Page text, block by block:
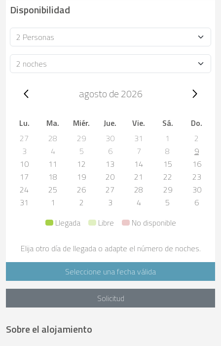
Disponibilidad
Ocupación
Duración
Trip dates, agosto de 2026
agosto de 2026
Lu. Ma. Miér. Jue. Vie. Sá.
Do.
27
28 29 30 31 1
2
3
4 5 6 7 8
9
10
11 12 13 14 15
16
17
18 19 20 21 22
23
24
25 26 27 28 29
30
31
1 2 3 4 5
6
Llegada
Libre No disponible
Elija otro día de llegada o adapte el número de noches.
Seleccione una fecha válida
Solicitud
Sobre el alojamiento